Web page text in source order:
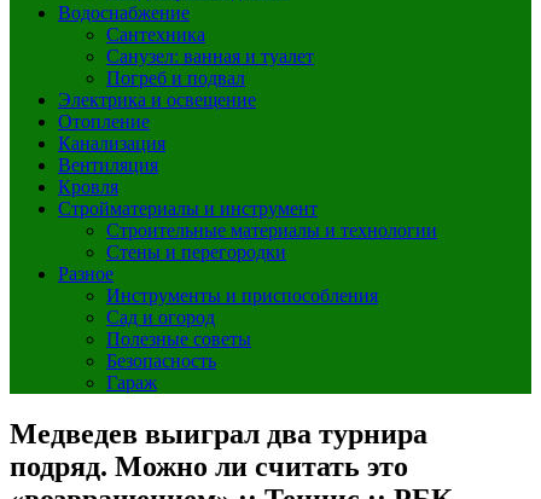
Водоснабжение
Сантехника
Санузел: ванная и туалет
Погреб и подвал
Электрика и освещение
Отопление
Канализация
Вентиляция
Кровля
Стройматериалы и инструмент
Строительные материалы и технологии
Стены и перегородки
Разное
Инструменты и приспособления
Сад и огород
Полезные советы
Безопасность
Гараж
Медведев выиграл два турнира
подряд. Можно ли считать это